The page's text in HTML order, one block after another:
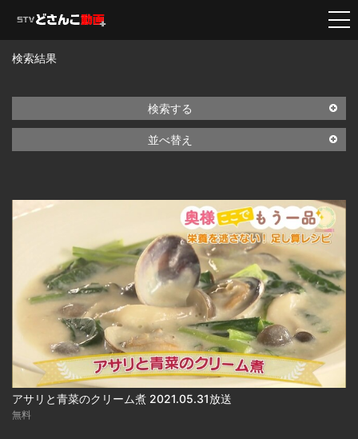
検索結果
検索する
並べ替え
アサリと青菜のクリーム煮 2021.05.31放送
無料